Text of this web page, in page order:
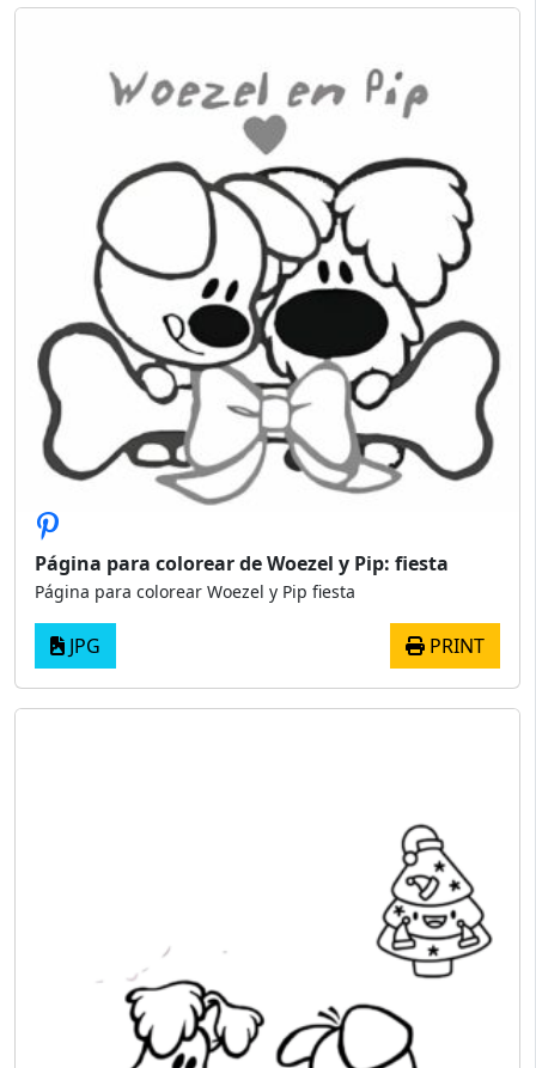
Página para colorear de Woezel y Pip: fiesta
Página para colorear Woezel y Pip fiesta
JPG PRINT